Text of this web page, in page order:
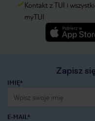
Kontakt z TUI i
myTUI
Zapisz
IMIĘ*
E-MAIL*